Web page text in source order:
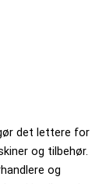
det lettere for
og tilbehør.
og